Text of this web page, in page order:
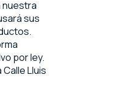
nuestra
sus
por ley.
Lluis